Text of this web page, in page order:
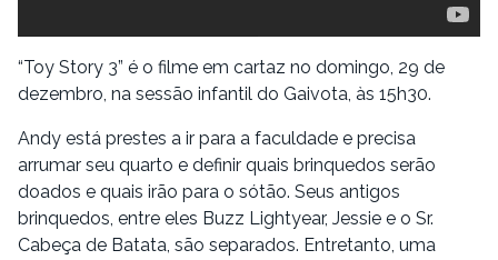
“Toy Story 3” é o filme em cartaz no domingo, 29 de
dezembro, na sessão infantil do Gaivota, às 15h30.
Andy está prestes a ir para a faculdade e precisa
arrumar seu quarto e definir quais brinquedos serão
doados e quais irão para o sótão. Seus antigos
brinquedos, entre eles Buzz Lightyear, Jessie e o Sr.
Cabeça de Batata, são separados. Entretanto, uma